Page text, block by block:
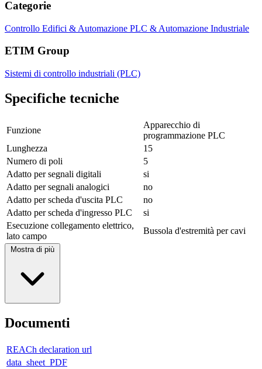
Categorie
Controllo Edifici & Automazione PLC & Automazione Industriale
ETIM Group
Sistemi di controllo industriali (PLC)
Specifiche tecniche
Funzione
Apparecchio di
programmazione PLC
Lunghezza
15
Numero di poli
5
Adatto per segnali digitali
si
Adatto per segnali analogici
no
Adatto per scheda d'uscita PLC
no
Adatto per scheda d'ingresso PLC
si
Esecuzione collegamento elettrico,
lato campo
Bussola d'estremità per cavi
Mostra di più
Documenti
REACh declaration url
data_sheet_PDF